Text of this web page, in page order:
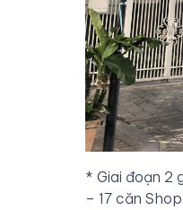
* Giai đoạn 2
– 17 căn